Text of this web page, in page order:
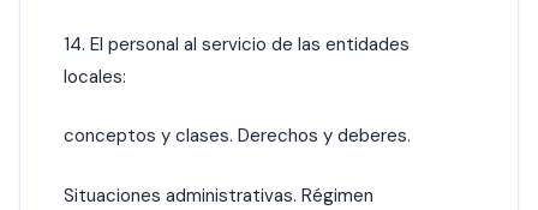
14. El personal al servicio de las entidades
locales:
conceptos y clases. Derechos y deberes.
Situaciones administrativas. Régimen